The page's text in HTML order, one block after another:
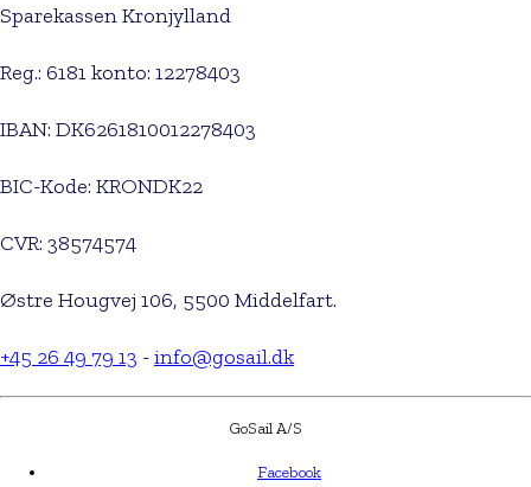
Sparekassen Kronjylland
Reg.: 6181 konto: 12278403
IBAN: DK6261810012278403
BIC-Kode: KRONDK22
CVR: 38574574
Østre Hougvej 106, 5500 Middelfart.
+45 26 49 79 13 -info@gosail.dk
GoSail A/S
Facebook